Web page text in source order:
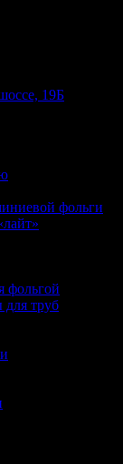
19Б
фольги
фольгой
труб